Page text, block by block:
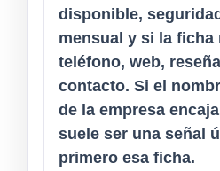
disponible,
mensual y si la ficha
teléfono, web,
contacto. Si el
de la empresa
suele ser una señal
primero esa ficha.